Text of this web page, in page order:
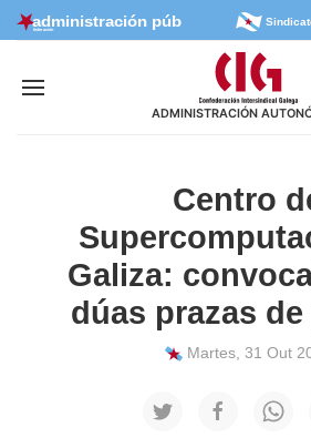
ADMINISTRACIÓN
Centro
Galiza:
dúas prazas
Martes, 31 Out